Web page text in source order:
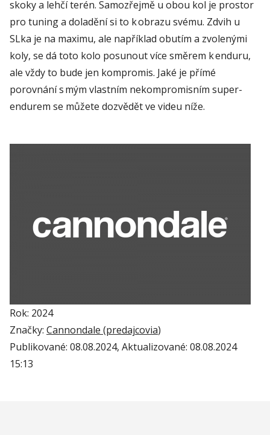
skokya lehčí terén. Samozřejmě u obou kol je prostor
pro tuninga doladění si to k obrazu svému. Zdvih u
SLka je na maximu, ale například obutím a zvolenými
koly, se dá toto kolo posunout více směrem kenduru,
ale vždy to bude jen kompromis. Jaké je přímé
porovnání s mým vlastním nekompromisním super-
endurem se můžete dozvědět ve videu níže.
Rok: 2024
Značky: Cannondale (predajcovia)
Publikované: 08.08.2024, Aktualizované: 08.08.2024
15:13